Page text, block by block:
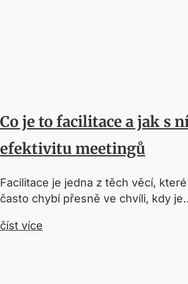
Co je to facilitace a jak s
efektivitu meetingů
Facilitace je jedna z těch věcí,
často chybí přesně ve chvíli, kdy
číst více